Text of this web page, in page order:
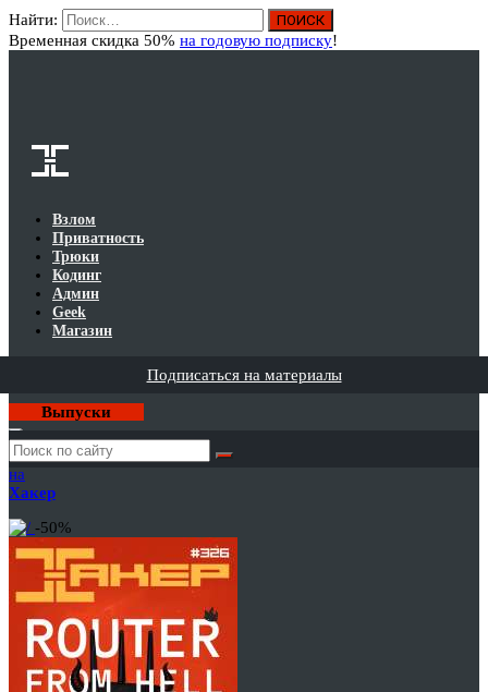
Найти:
Временная скидка 50% на годовую подписку!
Взлом
Приватность
Трюки
Кодинг
Админ
Geek
Магазин
Подписаться на материалы
Выпуски
Годовая
подписка
на
Хакер
-50%